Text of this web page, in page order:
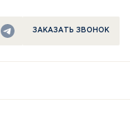
ЗАКАЗАТЬ ЗВОНОК